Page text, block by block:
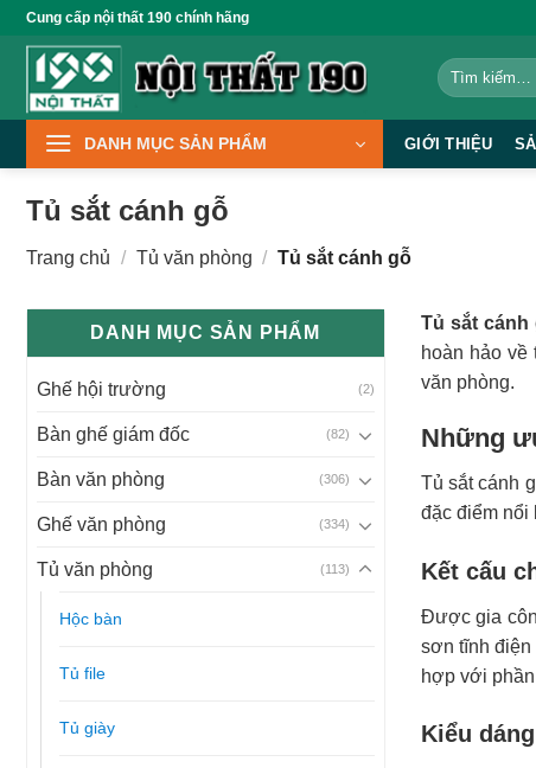
qua
dung
Cung cấp nội thất 190 chính hãng
Tìm
kiếm:
DANH MỤC SẢN PHẨM GIỚI THIỆU
Tủ sắt cánh gỗ
Trang chủ / Tủ văn phòng / Tủ sắt cánh gỗ
DANH MỤC SẢN PHẨM
Ghế hội trường (2)
Bàn ghế giám đốc (82)
Bàn văn phòng (306)
Ghế văn phòng (334)
Tủ văn phòng (113)
Hộc bàn
Tủ file
Tủ giày
Tủ sắt cánh
hoàn hảo
văn phòng.
Những
Tủ sắt cánh
đặc điểm nổi
Kết cấu
Được gia
sơn tĩnh
hợp với
Kiểu